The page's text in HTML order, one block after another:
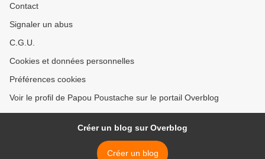
Contact
Signaler un abus
C.G.U.
Cookies et données personnelles
Préférences cookies
Voir le profil de Papou Poustache sur le portail Overblog
Créer un blog sur Overblog
Créer un blog